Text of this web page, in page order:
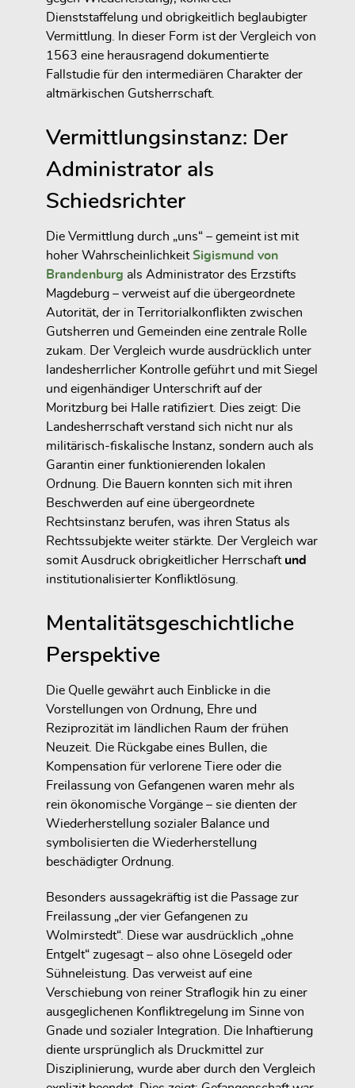
Dienststaffelung und obrigkeitlich beglaubigter
Vermittlung. In dieser Form ist der Vergleich von
1563 eine herausragend dokumentierte
Fallstudie für den intermediären Charakter der
altmärkischen Gutsherrschaft.
Vermittlungsinstanz: Der
Administrator als
Schiedsrichter
Die Vermittlung durch „uns“ – gemeint ist mit
hoher WahrscheinlichkeitSigismund von
Brandenburg als Administrator des Erzstifts
Magdeburg – verweist auf die übergeordnete
Autorität, der in Territorialkonflikten zwischen
Gutsherren und Gemeinden eine zentrale Rolle
zukam. Der Vergleich wurde ausdrücklich unter
landesherrlicher Kontrolle geführt und mit Siegel
und eigenhändiger Unterschrift auf der
Moritzburg bei Halle ratifiziert. Dies zeigt: Die
Landesherrschaft verstand sich nicht nur als
militärisch-fiskalische Instanz, sondern auch als
Garantin einer funktionierenden lokalen
Ordnung. Die Bauern konnten sich mit ihren
Beschwerden auf eine übergeordnete
Rechtsinstanz berufen, was ihren Status als
Rechtssubjekte weiter stärkte. Der Vergleich war
somit Ausdruck obrigkeitlicher Herrschaft und
institutionalisierter Konfliktlösung.
Mentalitätsgeschichtliche
Perspektive
Die Quelle gewährt auch Einblicke in die
Vorstellungen von Ordnung, Ehre und
Reziprozität im ländlichen Raum der frühen
Neuzeit. Die Rückgabe eines Bullen, die
Kompensation für verlorene Tiere oder die
Freilassung von Gefangenen waren mehr als
rein ökonomische Vorgänge – sie dienten der
Wiederherstellung sozialer Balance und
symbolisierten die Wiederherstellung
beschädigter Ordnung.
Besonders aussagekräftig ist die Passage zur
Freilassung „der vier Gefangenen zu
Wolmirstedt“. Diese war ausdrücklich „ohne
Entgelt“ zugesagt – also ohne Lösegeld oder
Sühneleistung. Das verweist auf eine
Verschiebung von reiner Straflogik hin zu einer
ausgeglichenen Konfliktregelung im Sinne von
Gnade und sozialer Integration. Die Inhaftierung
diente ursprünglich als Druckmittel zur
Disziplinierung, wurde aber durch den Vergleich